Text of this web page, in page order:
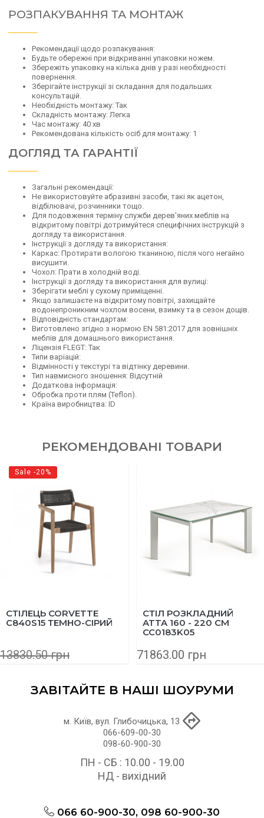
РОЗПАКУВАННЯ ТА МОНТАЖ
Рекомендації щодо розпакування:
Будьте обережні при відкриванні упаковки ножем.
Збережіть упаковку на кілька днів у разі необхідності
повернення.
Зберігайте інструкції зі складання для подальших
консультацій.
Необхідність монтажу: Так
Складність монтажу: Легка
Час монтажу: 40 хв
Рекомендована кількість осіб для монтажу: 1
ДОГЛЯД ТА ГАРАНТІЇ
Загальні рекомендації:
Не використовуйте абразивні засоби, такі як ацетон,
відбілювачі, розчинники тощо.
Для подовження терміну служби дерев'яних меблів на
відкритому повітрі дотримуйтеся специфічних інструкцій з
догляду та використання.
Інструкції з догляду та використання:
Каркас: Протирати вологою тканиною, після чого негайно
висушити.
Чохол: Прати в холодній воді.
Інструкції з догляду та використання для вулиці:
Зберігати меблі у сухому приміщенні.
Якщо залишаєте на відкритому повітрі, захищайте
водонепроникним чохлом восени, взимку та в сезон дощів.
Відповідність стандартам:
Виготовлено згідно з нормою EN 581:2017 для зовнішніх
меблів для домашнього використання.
Ліцензія FLEGT: Так
Типи варіацій:
Відмінності у текстурі та відтінку деревини.
Тип навмисного зношення: Відсутній
Додаткова інформація:
Обробка проти плям (Teflon).
Країна виробництва: ID
РЕКОМЕНДОВАНІ ТОВАРИ
Sale -20%
СТІЛЕЦЬ CORVETTE
C840S15 ТЕМНО-СІРИЙ
13830.50 грн
СТІЛ РОЗКЛАДНИЙ
ATTA 160 - 220 СМ
CC0183K05
71863.00 грн
ЗАВІТАЙТЕ В НАШІ ШОУРУМИ
м. Київ, вул. Глибочицька, 13
066-609-00-30
098-60-900-30
ПН - СБ : 10.00 - 19.00
НД - вихідний
066 60-900-30, 098 60-900-30